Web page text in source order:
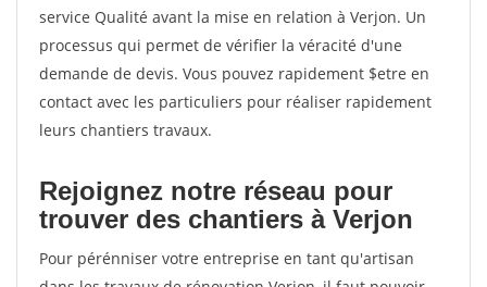
service Qualité avant la mise en relation à Verjon. Un
processus qui permet de vérifier la véracité d'une
demande de devis. Vous pouvez rapidement $etre en
contact avec les particuliers pour réaliser rapidement
leurs chantiers travaux.
Rejoignez notre réseau pour
trouver des chantiers à Verjon
Pour pérénniser votre entreprise en tant qu'artisan